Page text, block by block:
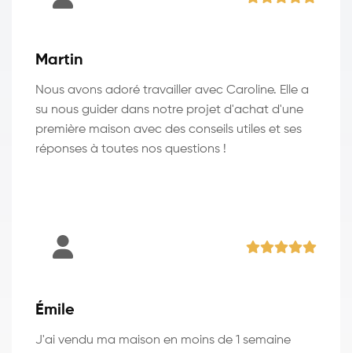
Martin
Nous avons adoré travailler avec Caroline. Elle a
su nous guider dans notre projet d'achat d'une
première maison avec des conseils utiles et ses
réponses à toutes nos questions !
Émile
J'ai vendu ma maison en moins de 1 semaine